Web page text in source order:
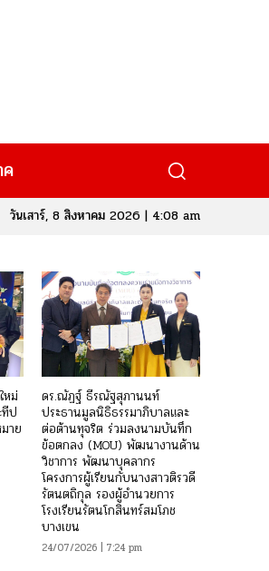
วันเสาร์, 8 สิงหาคม 2026 | 4:08 am
หม่
ป
าย
ดร.ณัฏฐ์ ธีรณัฐสุภานนท์
ประธานมูลนิธิธรรมาภิบาลและ
ต่อต้านทุจริต ร่วมลงนามบันทึก
ข้อตกลง (MOU) พัฒนางานด้าน
วิชาการ พัฒนาบุคลากร
โครงการผู้เรียนกับนางสาวติรวดี
รัตนตถิกุล รองผู้อำนวยการ
โรงเรียนรัตนโกสินทร์สมโภช
บางเขน
24/07/2026 | 7:24 pm